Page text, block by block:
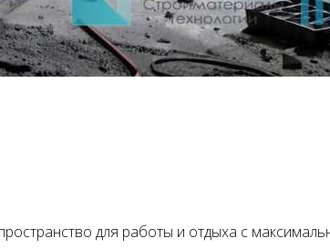
для работы и отдыха с